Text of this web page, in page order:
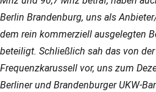
Berlin Brandenburg, uns als
dem rein kommerziell ausgelegten
beteiligt. Schließlich sah das von
Frequenzkarussell vor, uns zum
Berliner und Brandenburger UKW-